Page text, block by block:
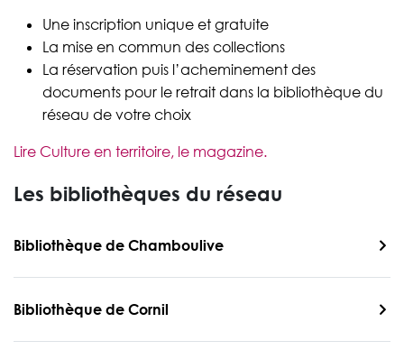
Une inscription unique et gratuite
La mise en commun des collections
La réservation puis l’acheminement des
documents pour le retrait dans la bibliothèque du
réseau de votre choix
Lire Culture en territoire, le magazine.
Les bibliothèques du réseau
Bibliothèque de Chamboulive
Bibliothèque de Cornil